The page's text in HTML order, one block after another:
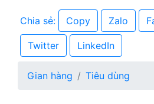
Chia sẻ: Copy Zalo
Twitter LinkedIn
Gian hàng Tiêu dùng